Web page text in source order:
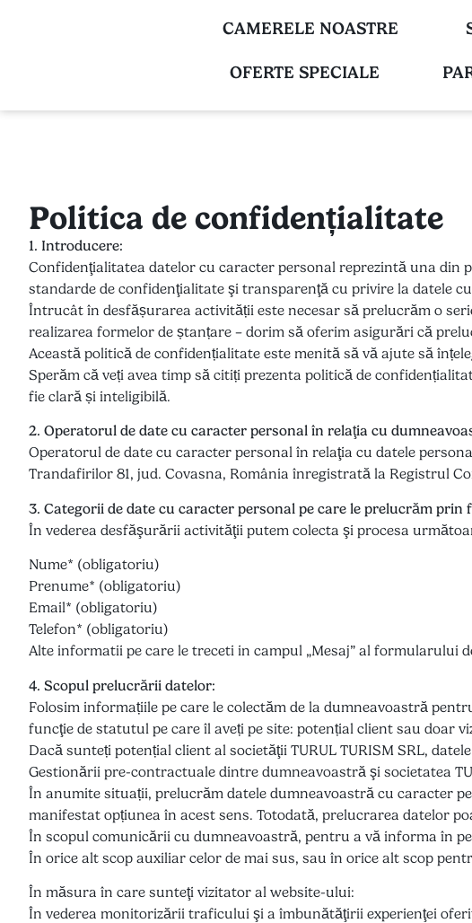
CAMERELE NOASTRE
OFERTE SPECIALE
Politica de confidențialitate
1. Introducere:
Confidenţialitatea datelor cu caracter personal reprezintă una din
standarde de confidenţialitate şi transparenţă cu privire la datele
Întrucât în desfășurarea activității este necesar să prelucrăm o
realizarea formelor de ștanțare – dorim să oferim asigurări că
Această politică de confidențialitate este menită să vă ajute să
Sperăm că veți avea timp să citiți prezenta politică de
fie clară și inteligibilă.
2. Operatorul de date cu caracter personal în relaţia cu
Operatorul de date cu caracter personal în relaţia cu datele
Trandafirilor 81, jud. Covasna, România înregistrată la Registrul
3. Categorii de date cu caracter personal pe care le prelucrăm prin
În vederea desfăşurării activităţii putem colecta şi procesa
Nume* (obligatoriu)
Prenume* (obligatoriu)
Email* (obligatoriu)
Telefon* (obligatoriu)
Alte informatii pe care le treceti in campul „Mesaj” al formularului
4. Scopul prelucrării datelor:
Folosim informațiile pe care le colectăm de la dumneavoastră
funcţie de statutul pe care îl aveți pe site: potențial client sau doar
Dacă sunteți potențial client al societăţii TURUL TURISM SRL,
Gestionării pre-contractuale dintre dumneavoastră şi societatea
În anumite situații, prelucrăm datele dumneavoastră cu caracter
manifestat opțiunea în acest sens. Totodată, prelucrarea datelor
În scopul comunicării cu dumneavoastră, pentru a vă informa în
În orice alt scop auxiliar celor de mai sus, sau în orice alt scop
În măsura în care sunteţi vizitator al website-ului:
În vederea monitorizării traficului şi a îmbunătăţirii experienţei